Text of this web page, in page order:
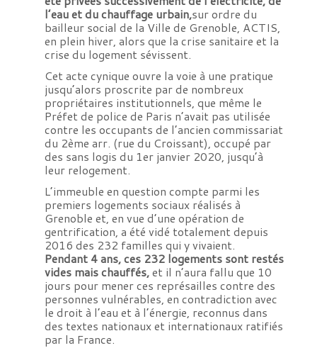
l’eau et du chauffage urbain,sur ordre du
bailleur social de la Ville de Grenoble, ACTIS,
en plein hiver, alors que la crise sanitaire et la
crise du logement sévissent.
Cet acte cynique ouvre la voie à une pratique
jusqu’alors proscrite par de nombreux
propriétaires institutionnels, que même le
Préfet de police de Paris n’avait pas utilisée
contre les occupants de l’ancien commissariat
du 2ème arr. (rue du Croissant), occupé par
des sans logis du 1er janvier 2020, jusqu’à
leur relogement.
L’immeuble en question compte parmi les
premiers logements sociaux réalisés à
Grenoble et, en vue d’une opération de
gentrification, a été vidé totalement depuis
2016 des 232 familles qui y vivaient.
Pendant 4 ans, ces 232 logements sont restés
vides mais chauffés,et il n’aura fallu que 10
jours pour mener ces représailles contre des
personnes vulnérables, en contradiction avec
le droit à l’eau et à l’énergie, reconnus dans
des textes nationaux et internationaux ratifiés
par la France.